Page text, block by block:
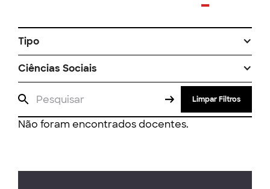
Tipo
Ciências Sociais
Limpar Filtros
Não foram encontrados docentes.